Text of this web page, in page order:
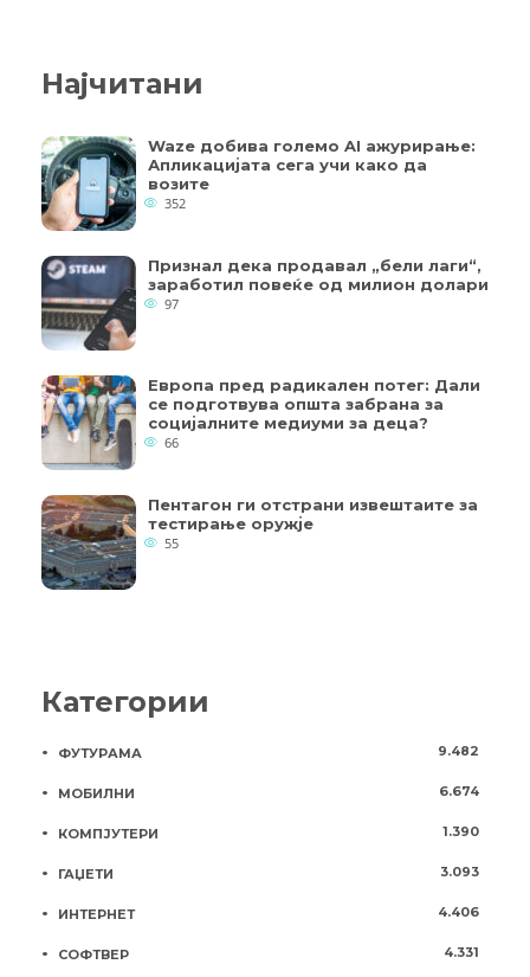
Најчитани
Waze добива големо AI ажурирање:
Апликацијата сега учи како да
возите
352
Признал дека продавал „бели лаги“,
заработил повеќе од милион долари
97
Европа пред радикален потег: Дали
се подготвува општа забрана за
социјалните медиуми за деца?
66
Пентагон ги отстрани извештаите за
тестирање оружје
55
Категории
ФУТУРАМА 9.482
МОБИЛНИ 6.674
КОМПЈУТЕРИ 1.390
ГАЏЕТИ 3.093
ИНТЕРНЕТ 4.406
СОФТВЕР 4.331